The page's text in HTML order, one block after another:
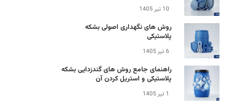
10 تیر 1405
روش های نگهداری اصولی بشکه
پلاستیکی
6 تیر 1405
راهنمای جامع روش های گندزدایی بشکه
پلاستیکی و استریل کردن آن
1 تیر 1405